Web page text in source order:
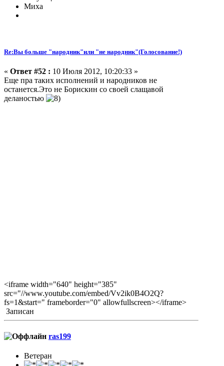
Миха
Re:Вы больше "народник"или "не народник"(Голосование!)
« Ответ #52 : 10 Июля 2012, 10:20:33 »
Еще пра таких исполнений и народников не
останется.Это не Борискин со своей слащавой
деланостью
<iframe width="640" height="385"
src="//www.youtube.com/embed/Vv2ik0B4O2Q?
fs=1&start=" frameborder="0" allowfullscreen></iframe>
Записан
ras199
Ветеран